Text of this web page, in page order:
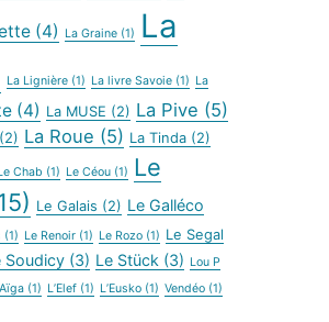
(4) La Graine (1)
La
La Lignière (1) La livre Savoie (1) La
(4) La MUSE (2) La Pive (5)
(2) La Roue (5) La Tinda (2)
Chab (1) Le Céou (1)
Le
Le Galais (2) Le Galléco
(1) Le Renoir (1) Le Rozo (1) Le Segal
Soudicy (3) Le Stück (3) Lou P
(1) L’Elef (1) L’Eusko (1) Vendéo (1)